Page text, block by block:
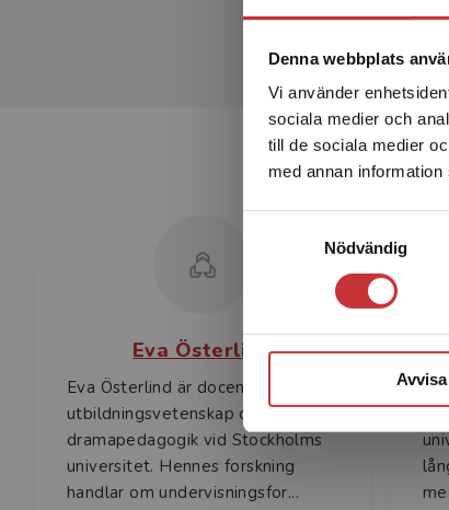
Denna webbplats
Vi använder
sociala medier och
till de sociala medier
med annan
Nödvändig
Avvisa
Eva Österlind
Eva Österlind är docent i
utbildningsvetenskap och lektor i
dramapedagogik vid Stockholms
universitet. Hennes forskning
handlar om undervisningsfor...
är